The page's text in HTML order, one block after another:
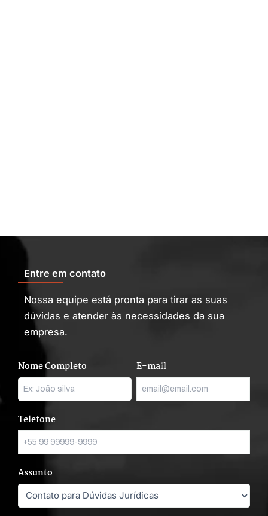
Entre em contato
Nossa equipe está pronta para tirar as suas
dúvidas e atender às necessidades da sua
empresa.
Nome Completo E-mail
Telefone
Assunto